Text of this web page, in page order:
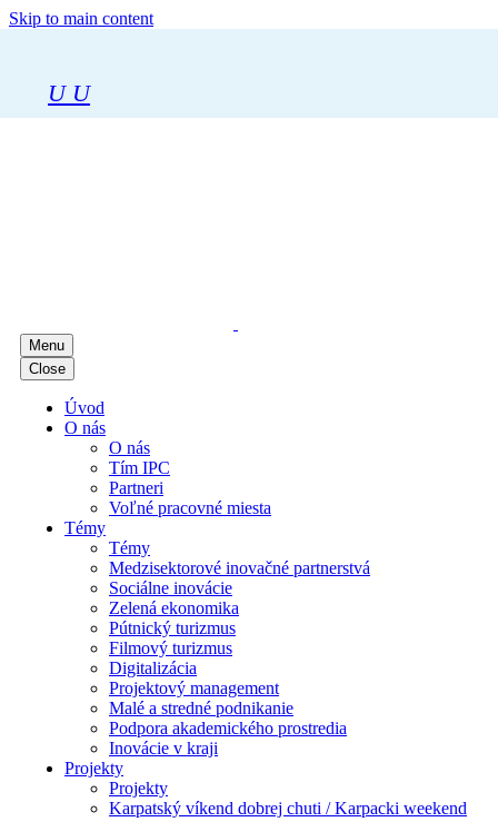
Skip to main content
U U
Menu
Close
Úvod
O nás
O nás
Tím IPC
Partneri
Voľné pracovné miesta
Témy
Témy
Medzisektorové inovačné partnerstvá
Sociálne inovácie
Zelená ekonomika
Pútnický turizmus
Filmový turizmus
Digitalizácia
Projektový management
Malé a stredné podnikanie
Podpora akademického prostredia
Inovácie v kraji
Projekty
Projekty
Karpatský víkend dobrej chuti / Karpacki weekend